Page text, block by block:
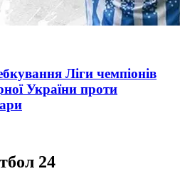
Ліги чемпіонів
України проти
24